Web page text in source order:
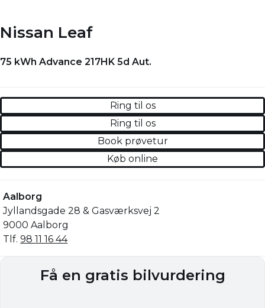
Nissan Leaf
75 kWh Advance 217HK 5d Aut.
Ring til os
Ring til os
Book prøvetur
Køb online
Aalborg
Jyllandsgade 28 & Gasværksvej 2
9000 Aalborg
Tlf.98 11 16 44
Få en gratis bilvurdering